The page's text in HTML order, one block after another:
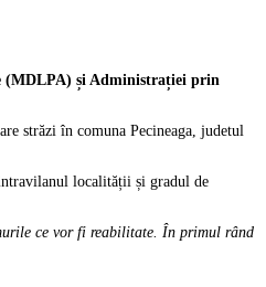
(MDLPA) și Administrației prin
străzi în comuna Pecineaga, judetul
localității și gradul de
ce vor fi reabilitate. În primul rând